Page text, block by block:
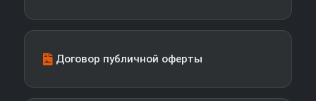
Договор публичной оферты